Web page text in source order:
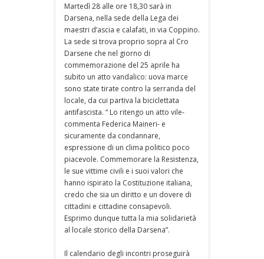
Martedì 28 alle ore 18,30 sarà in
Darsena, nella sede della Lega dei
maestri d’ascia e calafati, in via Coppino.
La sede si trova proprio sopra al Cro
Darsene che nel giorno di
commemorazione del 25 aprile ha
subito un atto vandalico: uova marce
sono state tirate contro la serranda del
locale, da cui partiva la biciclettata
antifascista. “ Lo ritengo un atto vile-
commenta Federica Maineri- e
sicuramente da condannare,
espressione di un clima politico poco
piacevole. Commemorare la Resistenza,
le sue vittime civili e i suoi valori che
hanno ispirato la Costituzione italiana,
credo che sia un diritto e un dovere di
cittadini e cittadine consapevoli.
Esprimo dunque tutta la mia solidarietà
al locale storico della Darsena”.
Il calendario degli incontri proseguirà